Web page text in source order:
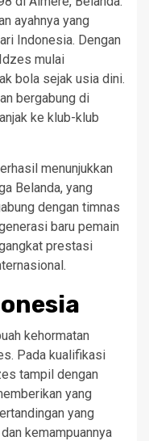
ayahnya yang
Indonesia. Dengan
mulai
bola sejak usia dini.
bergabung di
ke klub-klub
menunjukkan
Belanda, yang
dengan timnas
baru pemain
prestasi
kehormatan
Pada kualifikasi
tampil dengan
yang
yang
kemampuannya